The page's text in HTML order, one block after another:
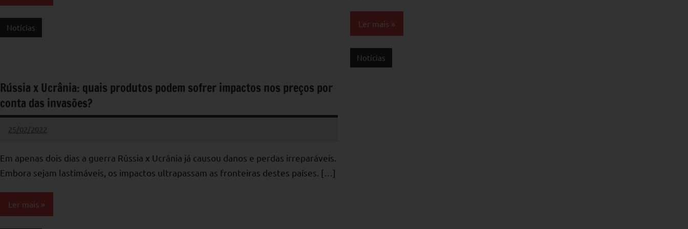
Notícias Ler mais
Notícias
Rússia x Ucrânia: quais produtos podem sofrer impactos nos preços por
conta das invasões?
25/02/2022
applist
Nenhum
Em apenas dois dias a guerra Rússia x Ucrânia já causou danos e perdas irreparáveis.
Embora sejam lastimáveis, os impactos ultrapassam as fronteiras destes países. […]
Ler mais